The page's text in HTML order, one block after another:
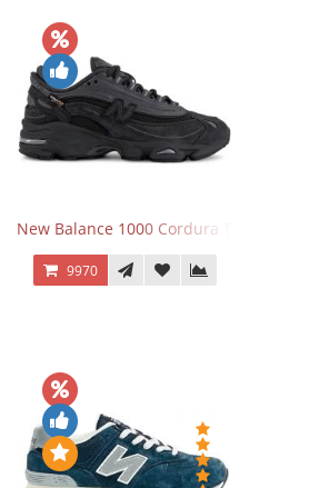
New Balance 1000 Cordura Trainers Black
9970